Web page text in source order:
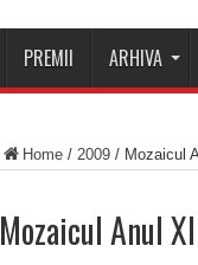
PREMII ARHIVA
Home / 2009 / Mozaicul
Mozaicul Anul